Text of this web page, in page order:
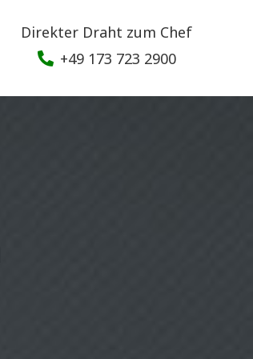
Direkter Draht zum Chef
+49 173 723 2900